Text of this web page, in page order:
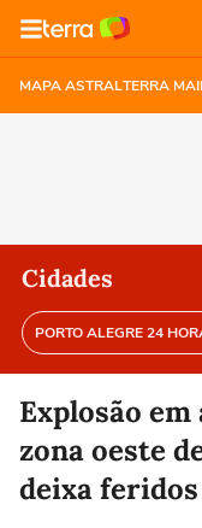
MAPA ASTRALTERRA
Cidades
PORTO ALEGRE 24
Explosão
zona oeste
deixa feridos